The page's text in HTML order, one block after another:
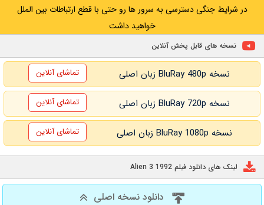
در شرایط جنگی دسترسی به سرور ها رو حتی با قطع ارتباطات بین الملل
خواهید داشت
نسخه های قابل پخش آنلاین
نسخه BluRay 480p زبان اصلی تماشای آنلاین
نسخه BluRay 720p زبان اصلی تماشای آنلاین
نسخه BluRay 1080p زبان اصلی تماشای آنلاین
لینک های دانلود فیلم Alien 3 1992
دانلود نسخه اصلی